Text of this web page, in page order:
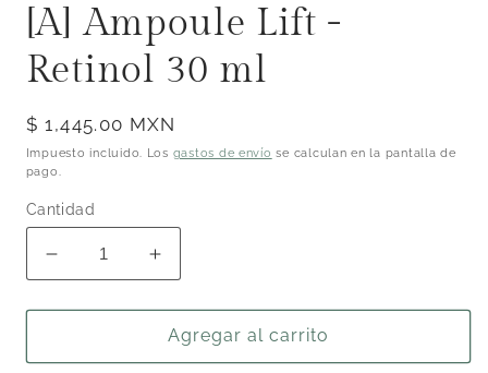
ventana
modal
[A] Ampoule Lift -
Retinol 30 ml
Precio
habitual
$ 1,445.00 MXN
Impuesto incluido. Los gastos de envío se calculan en la pantalla de
pago.
Cantidad
Reducir
cantidad
para
Ampoule
Aumentar
cantidad
para
[A]
Ampoule
Agregar al carrito